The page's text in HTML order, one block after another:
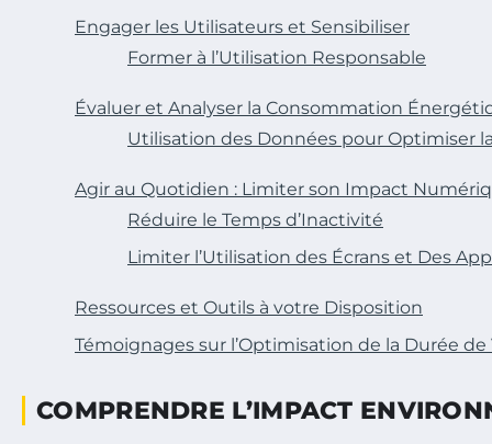
Engager les Utilisateurs et Sensibiliser
Former à l’Utilisation Responsable
Évaluer et Analyser la Consommation
Utilisation des Données pour Optimiser
Agir au Quotidien : Limiter son Impact
Réduire le Temps d’Inactivité
Limiter l’Utilisation des Écrans et Des
Ressources et Outils à votre Disposition
Témoignages sur l’Optimisation de la Durée
COMPRENDRE L’IMPACT